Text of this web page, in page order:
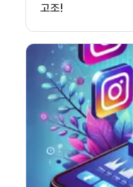
고조!